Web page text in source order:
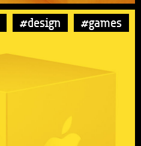
#design #games